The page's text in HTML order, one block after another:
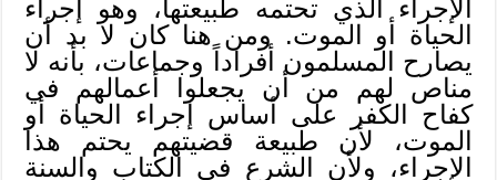
الإجراء الذي تحتمه طبيعتها، وهو إجراء
الحياة أو الموت. ومن هنا كان لا بد أن
يصارح المسلمون أفراداً وجماعات، بأنه لا
مناص لهم من أن يجعلوا أعمالهم في
كفاح الكفر على أساس إجراء الحياة أو
الموت، لأن طبيعة قضيتهم يحتم هذا
الإجراء، ولأن الشرع في الكتاب والسنة